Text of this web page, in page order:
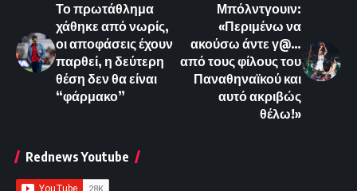
Το πρωτάθλημα
χάθηκε από νωρίς,
οι αποφάσεις έχουν
παρθεί, η δεύτερη
θέση δεν θα είναι
“φάρμακο”
Μπόλντγουιν:
«Περιμένω να
ακούσω άντε γ@…
από τους φίλους του
Παναθηναϊκού και
αυτό ακριβώς
θέλω!»
Rednews Youtube